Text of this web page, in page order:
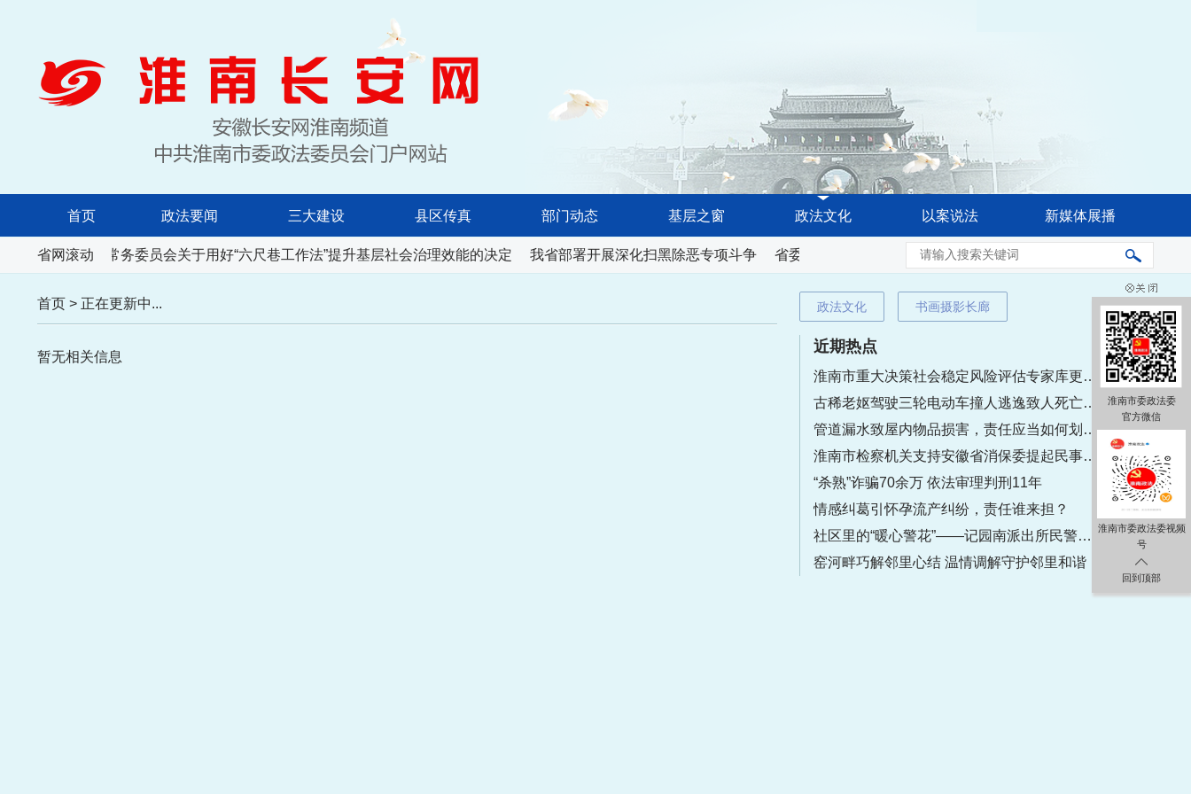
首页 政法要闻 三大建设 县区传真 部门动态 基层之窗 政法文化 以案说法 新媒体展播
省网滚动
人民代表大会常务委员会关于用好“六尺巷工作法”提升基层社会治理效能的决定 我省部署开展深化扫黑除恶专项斗争 省委常委会会议强调 奋力推进公安工作现代化 更好促进高水平安
政法文化 书画摄影长廊
近期热点
淮南市重大决策社会稳定风险评估专家库更新名单公告
古稀老妪驾驶三轮电动车撞人逃逸致人死亡获刑
管道漏水致屋内物品损害，责任应当如何划分？
淮南市检察机关支持安徽省消保委提起民事公益诉讼
“杀熟”诈骗70余万 依法审理判刑11年
情感纠葛引怀孕流产纠纷，责任谁来担？
社区里的“暖心警花”——记园南派出所民警张爱玲
窑河畔巧解邻里心结 温情调解守护邻里和谐
首页 > 正在更新中...
暂无相关信息
淮南市委政法委
官方微信
淮南市委政法委视频
号
回到顶部